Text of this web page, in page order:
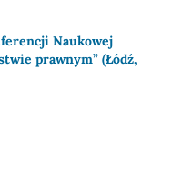
Naukowej
prawnym” (Łódź,